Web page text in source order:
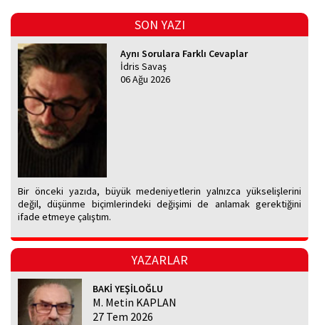
SON YAZI
Aynı Sorulara Farklı Cevaplar
İdris Savaş
06 Ağu 2026
Bir önceki yazıda, büyük medeniyetlerin yalnızca yükselişlerini
değil, düşünme biçimlerindeki değişimi de anlamak gerektiğini
ifade etmeye çalıştım.
YAZARLAR
BAKİ YEŞİLOĞLU
M. Metin KAPLAN
27 Tem 2026